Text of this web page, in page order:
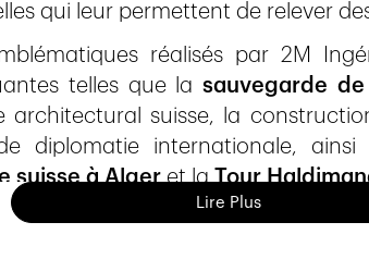
qui leur permettent de relever
réalisés par 2M
telles que lasauvegarde
architectural suisse, la
diplomatie internationale, ainsi
suisse à Algeret laTour
aujourd’hui11 collaborateurs,
Lire Plus